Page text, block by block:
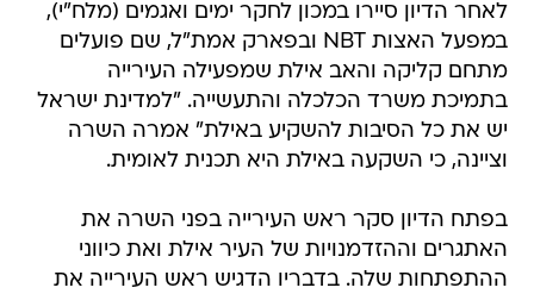
לאחר הדיון סיירו במכון לחקר ימים ואגמים (מלח"י),
במפעל האצות NBT ובפארק אמת"ל, שם פועלים
מתחם קליקה והאב אילת שמפעילה העירייה
בתמיכת משרד הכלכלה והתעשייה. "למדינת ישראל
יש את כל הסיבות להשקיע באילת" אמרה השרה
וציינה, כי השקעה באילת היא תכנית לאומית.
בפתח הדיון סקר ראש העירייה בפני השרה את
האתגרים וההזדמנויות של העיר אילת ואת כיווני
ההתפתחות שלה. בדבריו הדגיש ראש העירייה את